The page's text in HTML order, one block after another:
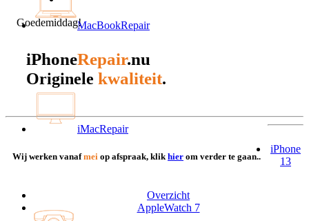
MacBookRepair
iMacRepair
Goedemiddag!
iPhoneRepair.nu
Originele kwaliteit.
Wij werken vanafmei op afspraak, klik hier om verder te gaan..
iPhone
13
Overzicht
AppleWatch 7